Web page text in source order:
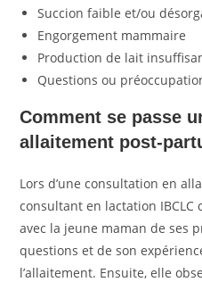
Succion faible et/ou
Engorgement mammaire
Production de lait
Questions ou
Comment se passe
allaitement post-
Lors d’une consultation en
consultant en lactation
avec la jeune maman de ses
questions et de son
l’allaitement. Ensuite, elle